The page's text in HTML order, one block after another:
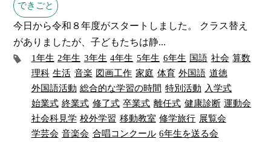
できごと
今日から令和８年度がスタートしました。 クラス替え
がありましたが、子どもたちは静...
1年生 2年生 3年生 4年生 5年生 6年生 国語 社会 算数
理科 生活 音楽 図画工作 家庭 体育 外国語 道徳
外国語活動 総合的な学習の時間 特別活動 入学式
始業式 終業式 修了式 卒業式 離任式 健康診断 運動会
社会科見学 校外学習 移動教室 修学旅行 展覧会
学芸会 音楽会 合唱コンクール 6年生を送る会